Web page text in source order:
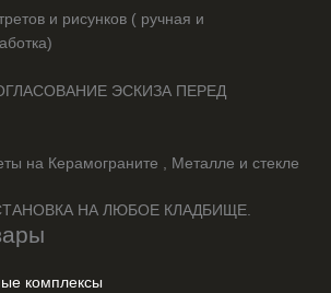
и рисунков ( ручная и
ЭСКИЗА ПЕРЕД
на Керамограните , Металле и стекле
НА ЛЮБОЕ КЛАДБИЩЕ.
комплексы